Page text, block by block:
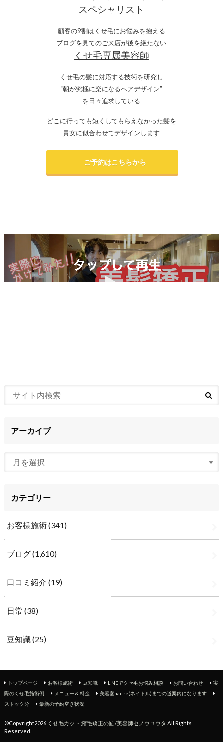
スペシャリスト
顧客の9割はくせ毛にお悩みを抱える
ブログを見てのご来店が後を絶たない
くせ毛専属美容師
くせ毛の髪に対応する技術を研究し
“朝が究極に楽になるヘアデザイン”
を日々追求している
どこに行っても短くしてもらえなかった髪を
貴女に似合わせてデザインします
ご予約はこちらから
アーカイブ
カテゴリー
お客様施術(341)
ブログ(1,610)
口コミ紹介 (19)
日常 (38)
豆知識 (25)
トップページ お客様施術 豆知識 LINEでクセ毛お悩み相談 お問い合わせ
実
際のくせ毛施術例
メニュー & 料金
美容室naitre(ネイトル)までの道案内になります
ストック分
最新の予約空き状況
©Copyright2026 くせ毛カット 縮毛矯正の匠 /美容師セノウユウタ .All Rights
Reserved.